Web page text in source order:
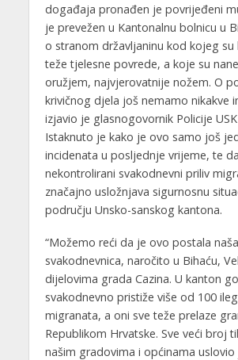
događaja pronađen je povrijeđeni
je prevežen u Kantonalnu bolnicu u
o stranom državljaninu kod kojeg su
teže tjelesne povrede, a koje su
oružjem, najvjerovatnije nožem. O
krivičnog djela još nemamo nikakve
izjavio je glasnogovornik Policije
Istaknuto je kako je ovo samo još
incidenata u posljednje vrijeme, te da
nekontrolirani svakodnevni priliv
značajno usložnjava sigurnosnu
području Unsko-sanskog kantona.
“Možemo reći da je ovo postala naša
svakodnevnica, naročito u Bihaću,
dijelovima grada Cazina. U kanton
svakodnevno pristiže više od 100
migranata, a oni sve teže prelaze
Republikom Hrvatske. Sve veći broj
našim gradovima i općinama